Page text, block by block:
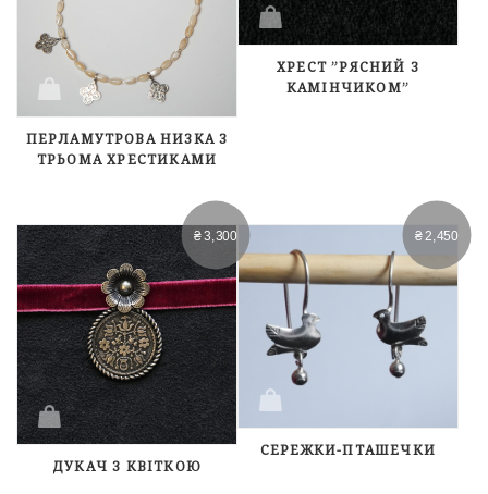
ПЕРЛАМУТРОВА НИЗКА З
ТРЬОМА ХРЕСТИКАМИ
ХРЕСТ ”РЯСНИЙ З
КАМІНЧИКОМ”
₴3,300
ДУКАЧ З КВІТКОЮ
₴ 2,450
СЕРЕЖКИ-ПТАШЕЧКИ